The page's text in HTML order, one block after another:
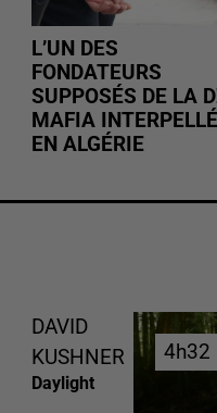
L’UN DES
FONDATEURS
SUPPOSÉS DE LA
MAFIA INTERPELLÉ
EN ALGÉRIE
DAVID
KUSHNER
Daylight
4h32
4h32